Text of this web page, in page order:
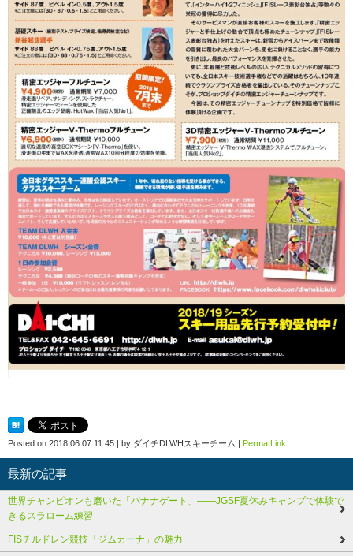
Posted on 2018.06.07 11:45 by ダイチDLWHスキーチーム Perma Link
最新の記事
世界チャンピオンも磨いた「バナナゲート」――JGSF夏休みキャンプで体験で
きるスラローム練習
FISチルドレン競技「ジムカーナ」の魅力